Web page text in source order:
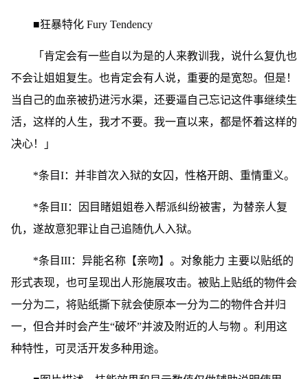
■狂暴特化 Fury Tendency
「肯定会有一些自以为是的人来教训我，说什么复仇也
不会让姐姐复生。也肯定会有人说，重要的是宽恕。但是！
当自己的血亲被扔进污水渠，还要逼自己忘记这件事继续生
活，这样的人生，我才不要。我一直以来，都是怀着这样的
决心！」
*条目I：并非首次入狱的女囚，性格开朗、重情重义。
*条目II：因目睹姐姐卷入帮派纠纷被害，为替亲人复
仇，遂故意犯罪让自己追随仇人入狱。
*条目III：异能名称【亲吻】。对象能力 主要以贴纸的
形式表现，也可呈现出人形施展攻击。被贴上贴纸的物件会
一分为二，将贴纸撕下就会使原本一分为二的物件合并归
一，但合并时会产生“破坏”并波及附近的人与物 。利用这
种特性，可灵活开发多种用途。